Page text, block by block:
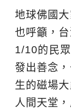
地球佛國
也呼籲，
1/10的民
發出善念
生的磁場
人間天堂